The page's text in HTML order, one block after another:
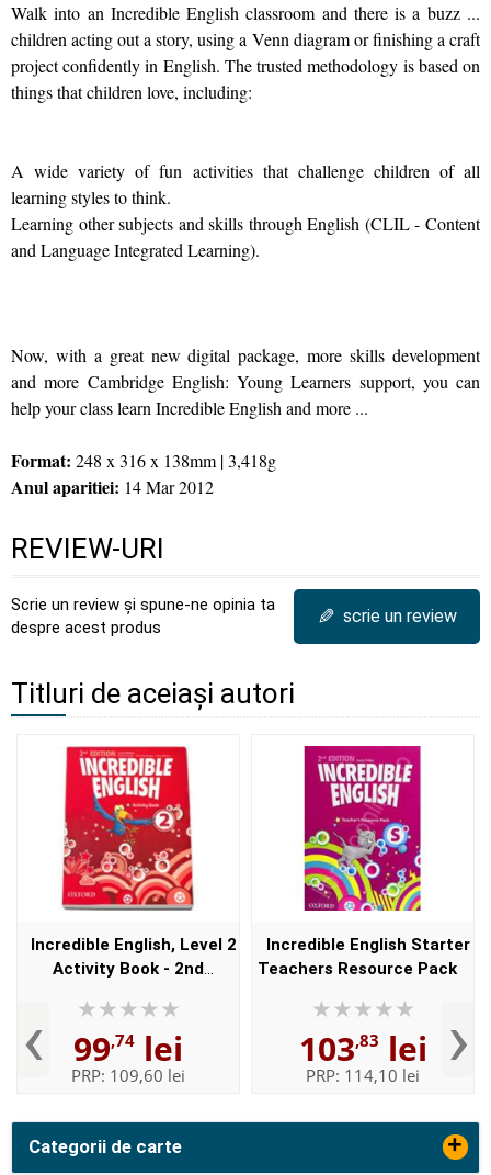
Categorii de carte +
Walk into an Incredible English classroom and there is a buzz ...
children acting out a story, using a Venn diagram or finishing a craft
project confidently in English. The trusted methodology is based on
things that children love, including:
A wide variety of fun activities that challenge children of all
learning styles to think.
Learning other subjects and skills through English (CLIL - Content
and Language Integrated Learning).
Now, with a great new digital package, more skills development
and more Cambridge English: Young Learners support, you can
help your class learn Incredible English and more ...
Format: 248 x 316 x 138mm | 3,418g
Anul aparitiei: 14 Mar 2012
REVIEW-URI
Scrie un review și spune-ne opinia ta
despre acest produs
✎ scrie un review
Titluri de aceiași autori
‹
Incredible English, Level 2
Activity Book - 2nd
99,74 lei
PRP: 109,60 lei
Incredible English Starter
Teachers Resource Pack
103,83 lei
PRP: 114,10 lei ›